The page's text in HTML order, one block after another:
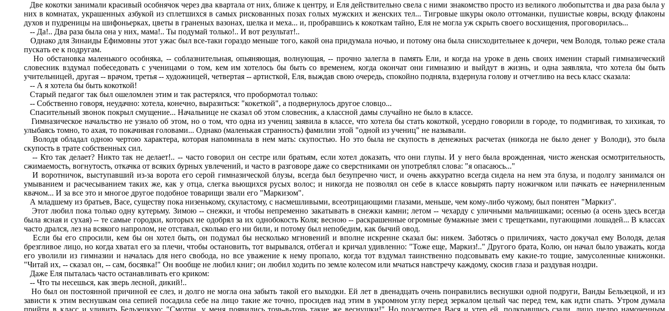
Две кокотки занимали красивый особнячок через два квартала от них, ближе к центру, и Еля действительно свела с ними знакомство просто из великого любопытства и два раза была у
них в комнатах, украшенных азбукой из сплетшихся в самых рискованных позах голых мужских и женских тел... Тигровые шкуры около оттоманки, пушистые ковры, всюду флаконы
духов и пудреницы на шифоньерках, цветы в граненых вазонах, шелка и меха... и, пробравшись к кокоткам тайно, Еля не могла уж скрыть своего восхищения, проговорилась...
-- Да!.. Два раза была она у них, мама!.. Ты подумай только!.. И вот результат!..
Однако для Зинаиды Ефимовны этот ужас был все-таки гораздо меньше того, какой она придумала ночью, и потому она была снисходительнее к дочери, чем Володя, только реже стала
пускать ее к подругам.
Но обстановка маленького особняка, -- соблазнительная, опьяняющая, волнующая, -- прочно залегла в память Ели, и когда на уроке в день своих именин старый гимназический
словесник вздумал побеседовать с ученицами о том, кем им хотелось бы быть со временем, когда окончат они гимназию и выйдут в жизнь, и одна заявляла, что хотела бы быть
учительницей, другая -- врачом, третья -- художницей, четвертая -- артисткой, Еля, выждав свою очередь, спокойно подняла, вздернула голову и отчетливо на весь класс сказала:
-- А я хотела бы быть кокоткой!
Старый педагог так был ошеломлен этим и так растерялся, что пробормотал только:
-- Собственно говоря, неудачно: хотела, конечно, выразиться: "кокеткой", а подвернулось другое словцо...
Спасительный звонок покрыл смущение... Начальнице не сказал об этом словесник, а классной дамы случайно не было в классе.
Гимназическое начальство не узнало об этом, но о том, что одна из учениц заявила в классе, что хотела бы стать кокоткой, усердно говорили в городе, то подмигивая, то хихикая, то
улыбаясь томно, то ахая, то покачивая головами... Однако (маленькая странность) фамилии этой "одной из учениц" не называли.
Володя обладал одною чертою характера, которая напоминала в нем мать: скупостью. Но это была не скупость в денежных расчетах (никогда не было денег у Володи), это была
скупость в трате собственных сил.
-- Кто так делает? Никто так не делает!.. -- часто говорил он сестре или братьям, если хотел доказать, что они глупы. И у него была врожденная, чисто женская осмотрительность,
сжимаемость, вогнутость, откачка от всяких бурных увлечений, и часто в разговоре даже со сверстниками он употреблял слова: "я опасаюсь..."
И воротничок, выступавший из-за ворота его серой гимназической блузы, всегда был безупречно чист, и очень аккуратно всегда сидела на нем эта блуза, и подолгу занимался он
умыванием и расчесыванием таких же, как у отца, слегка вьющихся русых волос; и никогда не позволял он себе в классе ковырять парту ножичком или пачкать ее начерниленным
квачом... И за все это и многое другое подобное товарищи звали его "Маркизом".
А младшему из братьев, Васе, существу пока низенькому, скуластому, с насмешливыми, всеотрицающими глазами, меньше, чем кому-либо чужому, был понятен "Маркиз".
Этот любил пока только одну кутерьму. Зимою -- снежки, и чтобы непременно закатывать в снежки камни; летом -- чехарду с уличными мальчишками; осенью (а осень здесь всегда
была ясная и сухая) -- те самые городки, которых не одобрял за их однобокость Коля; весною -- раскрашенные огромные бумажные змеи с трещетками, пугающими лошадей... В классах
часто дрался, лез на всякого напролом, не отставал, сколько его ни били, и потому был непобедим, как бычий овод.
Если бы его спросили, кем бы он хотел быть, он подумал бы несколько мгновений и вполне искренне сказал бы: никем. Заботясь о приличиях, часто докучал ему Володя, делая
брезгливое лицо, но когда хватал его за плечи, чтобы остановить, тот вырывался, отбегал и кричал удивленно: "Тоже еще, Маркиз!.." Другого брата, Колю, он начал было уважать, когда
его уволили из гимназии и началась для него свобода, но все уважение к нему пропало, когда тот вздумал таинственно подсовывать ему какие-то тощие, замусоленные книжонки.
"Читай их, -- сказал он, -- сам, босявка!" Он вообще не любил книг; он любил ходить по земле колесом или мчаться навстречу каждому, скосив глаза и раздувая ноздри.
Даже Еля пыталась часто останавливать его криком:
-- Что ты несешься, как зверь лесной, дикий!..
Но был он постоянной причиной ее слез, и долго не могла она забыть такой его выходки. Ей лет в двенадцать очень понравились веснушки одной подруги, Ванды Бельзецкой, и из
зависти к этим веснушкам она сепией посадила себе на лицо такие же точно, просидев над этим в укромном углу перед зеркалом целый час перед тем, как идти спать. Утром думала
прийти в класс и удивить Бельзецкую: "Смотри, у меня появились точь-в-точь такие же веснушки!" Но подсмотрел Вася и утер ей, подкравшись сзади, лицо щедро намоченным